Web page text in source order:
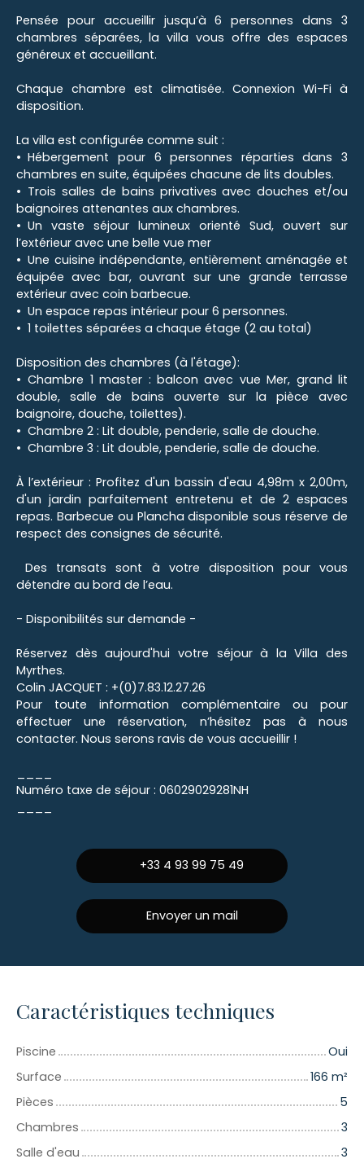
Pensée pour accueillir jusqu’à 6 personnes dans 3
chambres séparées, la villa vous offre des espaces
généreux et accueillant.
Chaque chambre est climatisée. Connexion Wi-Fi à
disposition.
La villa est configurée comme suit :
Hébergement pour 6 personnes réparties dans 3
chambres en suite, équipées chacune de lits doubles.
Trois salles de bains privatives avec douches et/ou
baignoires attenantes aux chambres.
Un vaste séjour lumineux orienté Sud, ouvert sur
l’extérieur avec une belle vue mer
Une cuisine indépendante, entièrement aménagée et
équipée avec bar, ouvrant sur une grande terrasse
extérieur avec coin barbecue.
Un espace repas intérieur pour 6 personnes.
1 toilettes séparées a chaque étage (2 au total)
Disposition des chambres (à l'étage):
Chambre 1 master : balcon avec vue Mer, grand lit
double, salle de bains ouverte sur la pièce avec
baignoire, douche, toilettes).
Chambre 2 : Lit double, penderie, salle de douche.
Chambre 3 : Lit double, penderie, salle de douche.
À l’extérieur : Profitez d'un bassin d'eau 4,98m x 2,00m,
d'un jardin parfaitement entretenu et de 2 espaces
repas. Barbecue ou Plancha disponible sous réserve de
respect des consignes de sécurité.
Des transats sont à votre disposition pour vous
détendre au bord de l’eau.
- Disponibilités sur demande -
Réservez dès aujourd'hui votre séjour à la Villa des
Myrthes.
Colin JACQUET : +(0)7.83.12.27.26
Pour toute information complémentaire ou pour
effectuer une réservation, n’hésitez pas à nous
contacter. Nous serons ravis de vous accueillir !
Numéro taxe de séjour : 06029029281NH
+33 4 93 99 75 49
Envoyer un mail
Caractéristiques techniques
Piscine
Oui
Surface
166 m²
Pièces
5
Chambres
3
Salle d'eau
3